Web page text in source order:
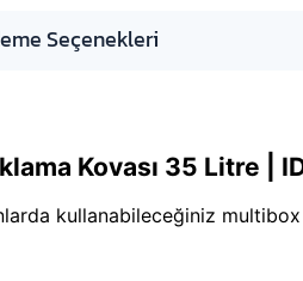
Seçenekleri
Kovası 35 Litre |
kullanabileceğiniz